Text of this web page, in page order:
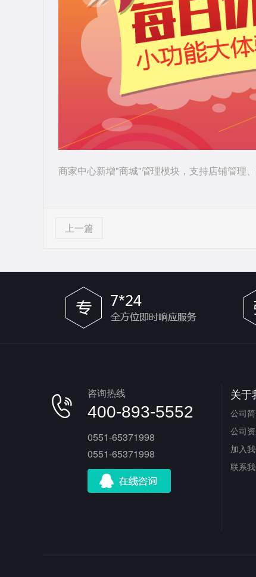
商家中心新增"商城"管理模块，支持店铺管理、
上一篇
咨询热线
400-893-5552
0551-65371998
0551-65371998
关于
公司
公司
加入
联系